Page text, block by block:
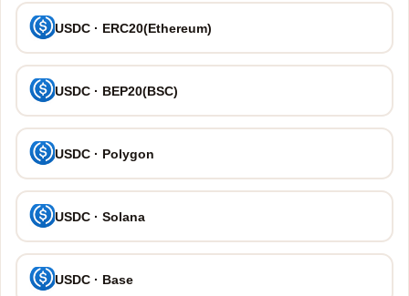
USDC · ERC20(Ethereum)
USDC · BEP20(BSC)
USDC · Polygon
USDC · Solana
USDC · Base